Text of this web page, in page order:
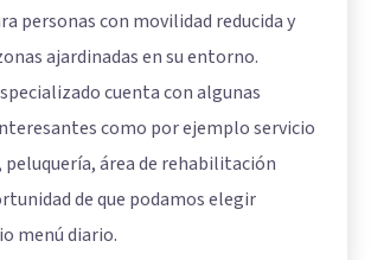
personas con movilidad reducida y
ajardinadas en su entorno.
cuenta con algunas
como por ejemplo servicio
área de rehabilitación
de que podamos elegir
menú diario.